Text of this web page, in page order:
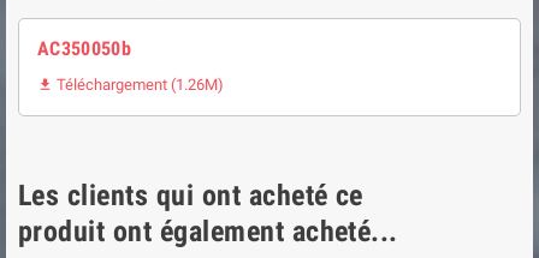
AC350050b
 Téléchargement (1.26M)
Les clients qui ont acheté ce
produit ont également acheté...